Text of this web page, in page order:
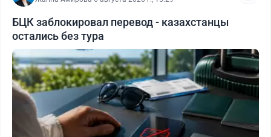
БЦК заблокировал перевод - казахстанцы
остались без тура